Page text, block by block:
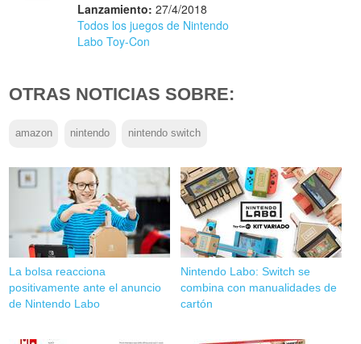
Lanzamiento: 27/4/2018
Todos los juegos de Nintendo
Labo Toy-Con
OTRAS NOTICIAS SOBRE:
amazon nintendo nintendo switch
La bolsa reacciona
positivamente ante el anuncio
de Nintendo Labo
Nintendo Labo: Switch se
combina con manualidades de
cartón